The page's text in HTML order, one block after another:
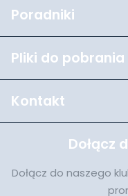
Poradniki
Pliki do pobrania
Kontakt
Dołącz
Dołącz do naszego